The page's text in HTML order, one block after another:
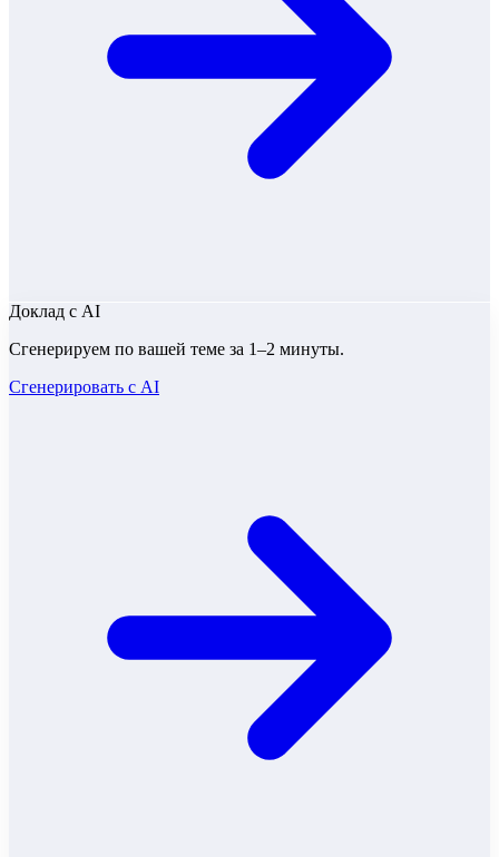
Доклад с AI
Сгенерируем по вашей теме за 1–2 минуты.
Сгенерировать с AI